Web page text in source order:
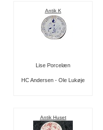
Antik K
Lise Porcelæn
HC Andersen - Ole Lukøje
Antik Huset